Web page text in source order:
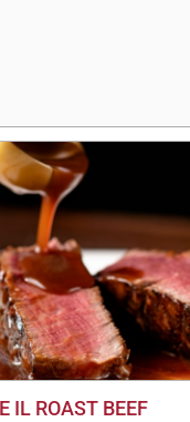
IL ROAST BEEF